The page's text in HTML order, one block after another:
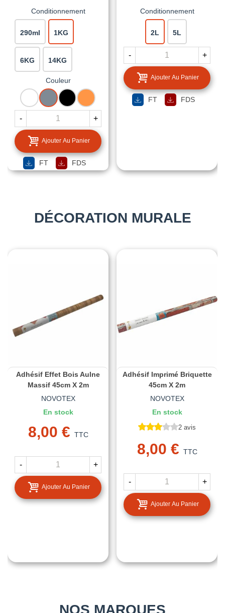
Conditionnement
290ml 1KG
6KG 14KG
Couleur
BLANC GRIS NOIR TUILE
- +
Ajouter Au Panier
FT FDS
Conditionnement
2L 5L
- +
Ajouter Au Panier
FT FDS
DÉCORATION MURALE
Adhésif Effet Bois Aulne
Massif 45cm X 2m
NOVOTEX
En stock
8,00 € TTC
- +
Ajouter Au Panier
Adhésif Imprimé Briquette
45cm X 2m
NOVOTEX
En stock
2 avis
8,00 € TTC
- +
Ajouter Au Panier
NOS MARQUES